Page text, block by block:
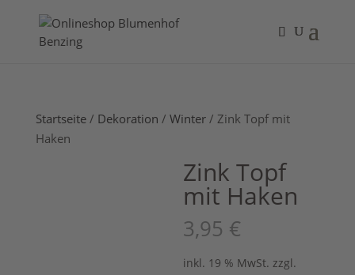
Startseite/ Dekoration / Winter/ Zink Topf mit
Haken
Zink Topf
mit Haken
3,95 €
inkl. 19 % MwSt. zzgl.